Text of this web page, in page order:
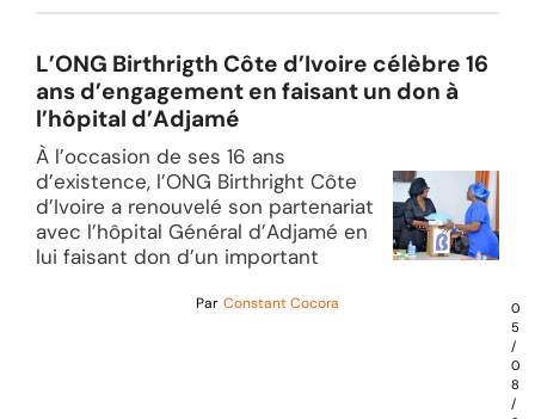
L’ONG Birthrigth Côte d’Ivoire célèbre 16
ans d’engagement en faisant un don à
l’hôpital d’Adjamé
À l’occasion de ses 16 ans
d’existence, l’ONG Birthright Côte
d’Ivoire a renouvelé son partenariat
avec l’hôpital Général d’Adjamé en
lui faisant don d’un important
Par Constant Cocora
0
5
/
0
8
/